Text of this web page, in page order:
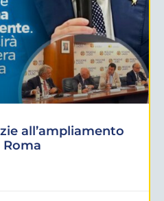
all’ampliamento